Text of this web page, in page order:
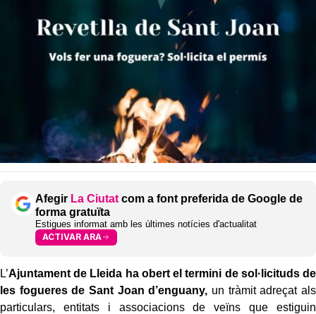
Afegir La Ciutat com a font preferida de Google de
forma gratuïta
Estigues informat amb les últimes notícies d'actualitat
ACTIVAR ARA
L’Ajuntament de Lleida ha obert el termini de sol·licituds de
les fogueres de Sant Joan d’enguany, un tràmit adreçat als
particulars, entitats i associacions de veïns que estiguin